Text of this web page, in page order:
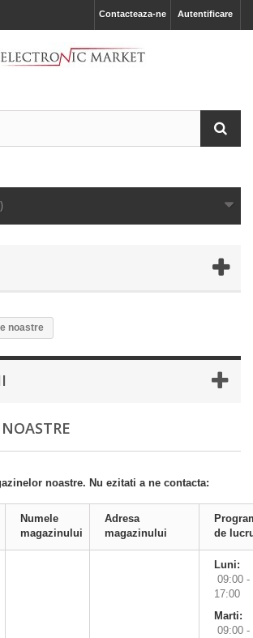
Autentificare
Contacteaza-ne
noastre
noastre. Nu ezitati a ne contacta:
Numele
magazinului
Adresa
magazinului
de
Luni:
09:00 -
17:00
Marti:
09:00 -